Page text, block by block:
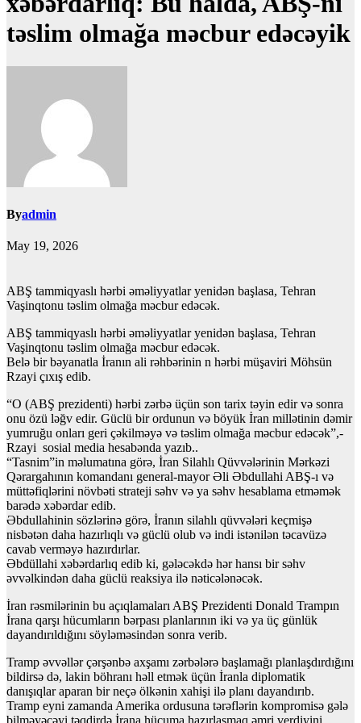
təslim olmağa məcbur edəcəyik
Byadmin
May 19, 2026
ABŞ tammiqyaslı hərbi əməliyyatlar yenidən başlasa, Tehran
Vaşinqtonu təslim olmağa məcbur edəcək.
ABŞ tammiqyaslı hərbi əməliyyatlar yenidən başlasa, Tehran
Vaşinqtonu təslim olmağa məcbur edəcək.
Belə bir bəyanatla İranın ali rəhbərinin n hərbi müşaviri Möhsün
Rzayi çıxış edib.
“O (ABŞ prezidenti) hərbi zərbə üçün son tarix təyin edir və sonra
onu özü ləğv edir. Güclü bir ordunun və böyük İran millətinin dəmir
yumruğu onları geri çəkilməyə və təslim olmağa məcbur edəcək”,-
Rzayi sosial media hesabənda yazıb..
“Tasnim”in məlumatına görə, İran Silahlı Qüvvələrinin Mərkəzi
Qərargahının komandanı general-mayor Əli Əbdullahi ABŞ-ı və
müttəfiqlərini növbəti strateji səhv və ya səhv hesablama etməmək
barədə xəbərdar edib.
Əbdullahinin sözlərinə görə, İranın silahlı qüvvələri keçmişə
nisbətən daha hazırlıqlı və güclü olub və indi istənilən təcavüzə
cavab verməyə hazırdırlar.
Əbdüllahi xəbərdarlıq edib ki, gələcəkdə hər hansı bir səhv
əvvəlkindən daha güclü reaksiya ilə nəticələnəcək.
İran rəsmilərinin bu açıqlamaları ABŞ Prezidenti Donald Trampın
İrana qarşı hücumların bərpası planlarının iki və ya üç günlük
dayandırıldığını söyləməsindən sonra verib.
Tramp əvvəllər çərşənbə axşamı zərbələrə başlamağı planlaşdırdığını
bildirsə də, lakin böhranı həll etmək üçün İranla diplomatik
danışıqlar aparan bir neçə ölkənin xahişi ilə planı dayandırıb.
Tramp eyni zamanda Amerika ordusuna tərəflərin kompromisə gələ